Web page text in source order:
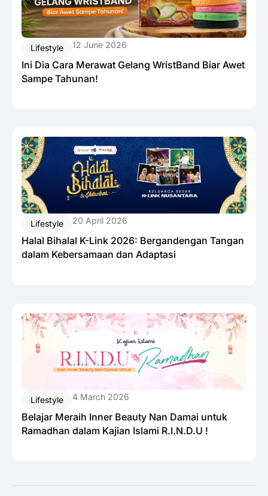
Lifestyle 12 June 2026
Ini Dia Cara Merawat Gelang WristBand Biar Awet
Sampe Tahunan!
Lifestyle 20 April 2026
Halal Bihalal K-Link 2026: Bergandengan Tangan
dalam Kebersamaan dan Adaptasi
Lifestyle 4 March 2026
Belajar Meraih Inner Beauty Nan Damai untuk
Ramadhan dalam Kajian Islami R.I.N.D.U !